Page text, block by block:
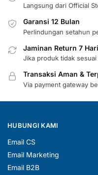
Langsung dari Official
Garansi 12 Bulan
Perlindungan setahun
Jaminan Return 7 Hari
Jika produk tidak sesuai
Transaksi Aman &
Via payment gateway
HUBUNGI KAMI
Email CS
Email Marketing
Email B2B